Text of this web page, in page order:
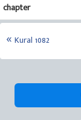
chapter
Kural 1082